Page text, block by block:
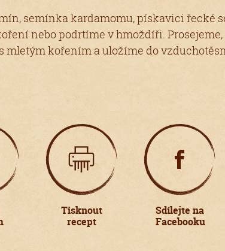
semínka kardamomu, pískavici řecké
nebo podrtíme v hmoždíři.
mletým kořením a uložíme do
Tisknout
recept
Sdílejte na
Facebooku